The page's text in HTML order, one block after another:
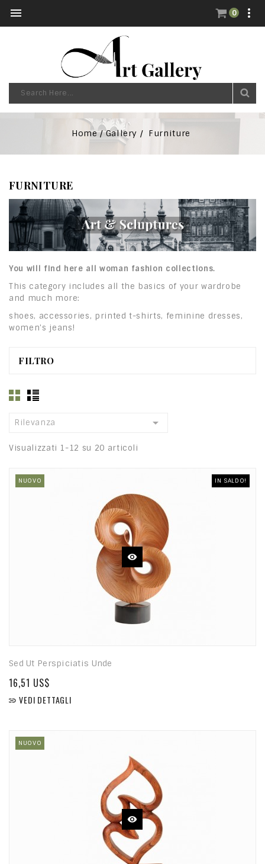
 0 
Home Gallery Furniture
FURNITURE
You will find here all woman fashion collections.
This category includes all the basics of your wardrobe
and much more:
shoes, accessories, printed t-shirts, feminine dresses,
women's jeans!
FILTRO
Rilevanza 
Visualizzati 1-12 su 20 articoli
IN SALDO!
NUOVO
Sed Ut Perspiciatis Unde
16,51 US$
 VEDI DETTAGLI
NUOVO